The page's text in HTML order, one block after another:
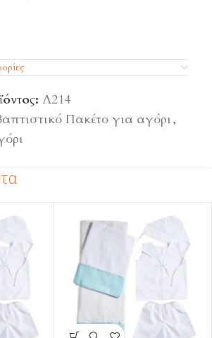
Λ214
Πακέτο για αγόρι,